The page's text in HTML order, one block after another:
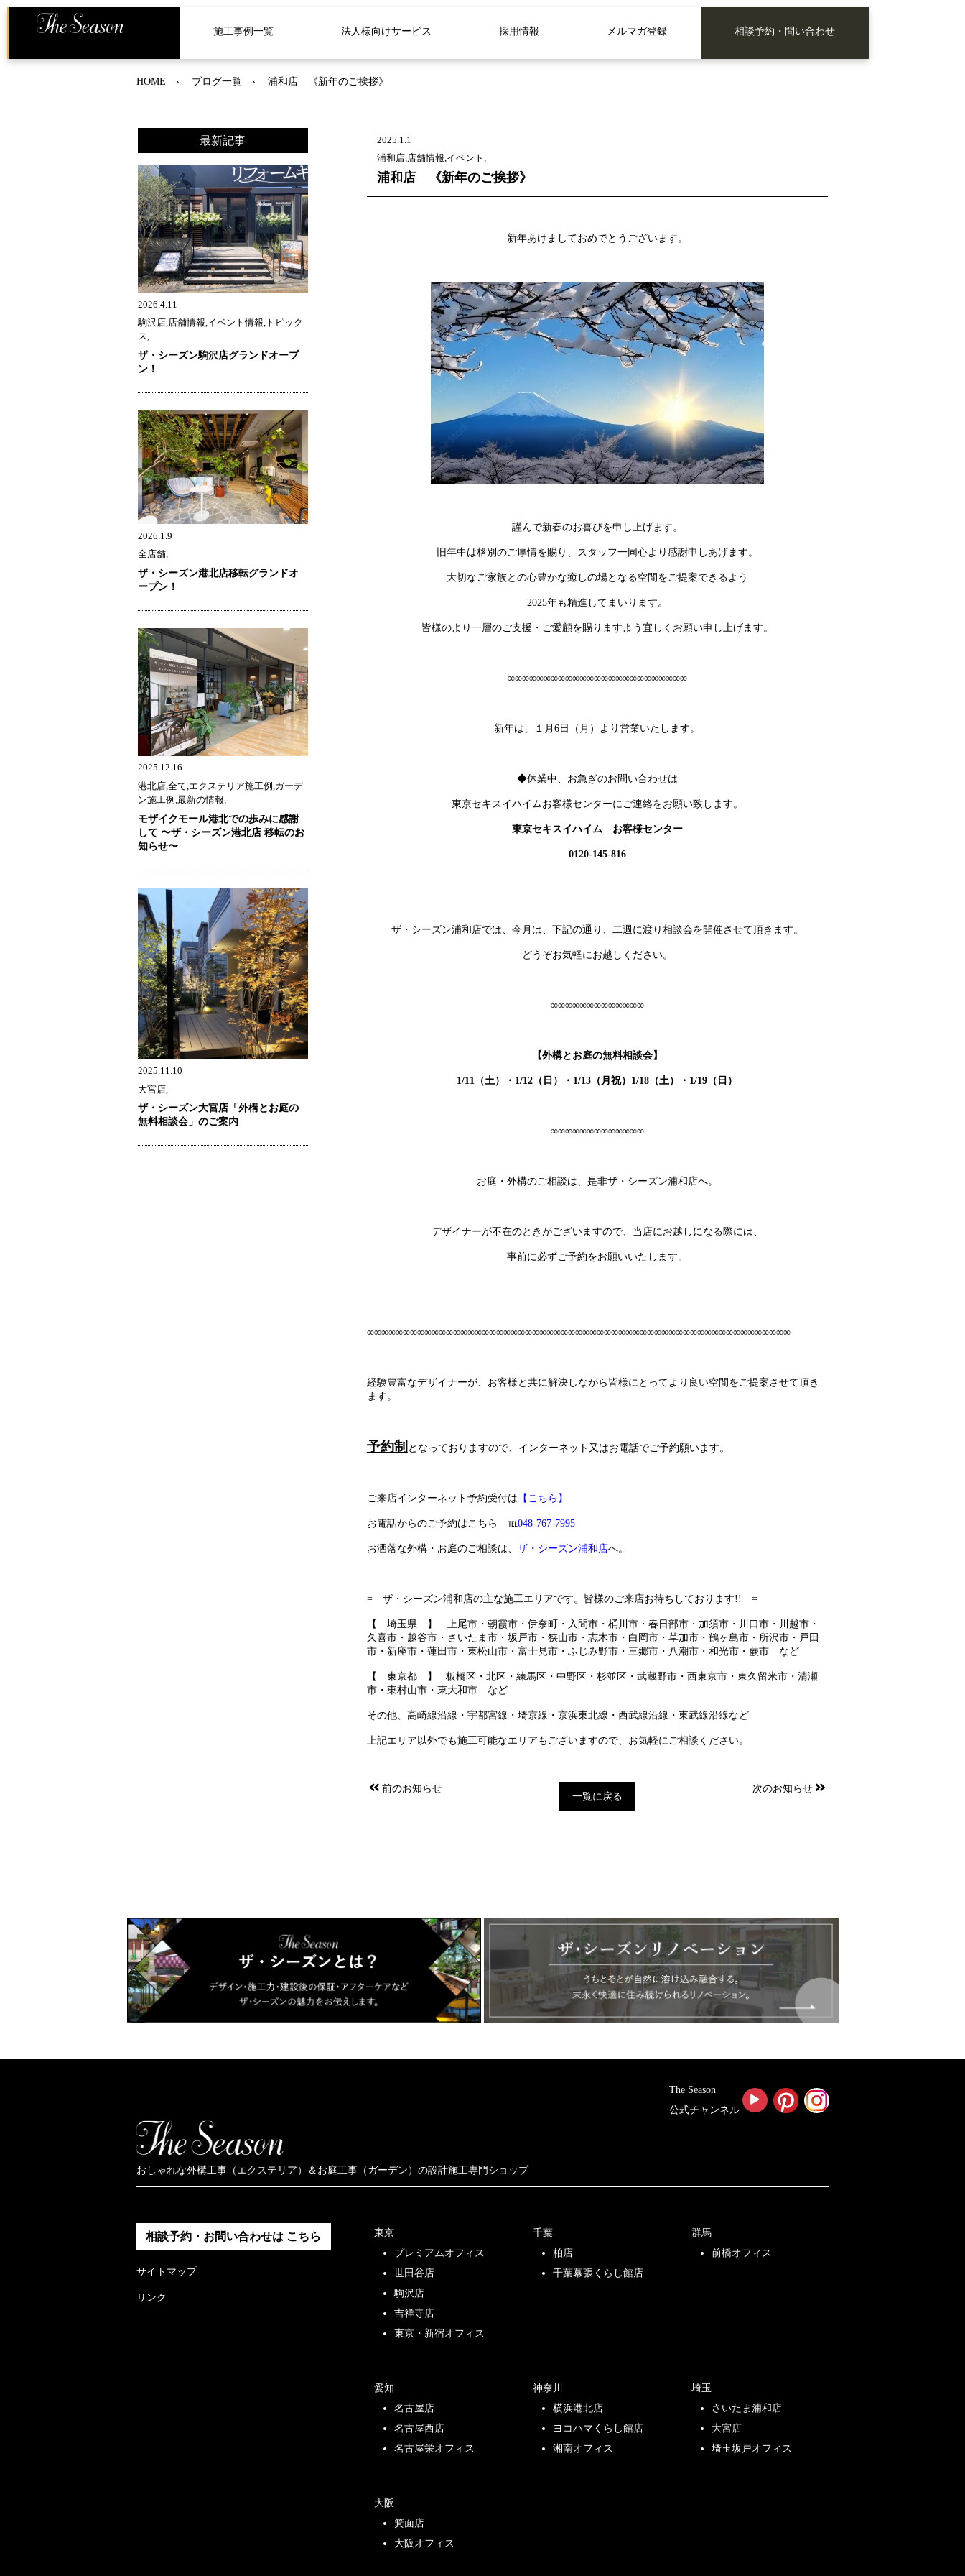
施工事例一覧 法人様向けサービス 採用情報 メルマガ登録 相談予約・問い合わせ
HOME ブログ一覧 浦和店 《新年のご挨拶》
2025.1.1
浦和店,店舗情報,イベント,
浦和店 《新年のご挨拶》
新年あけましておめでとうございます。
謹んで新春のお喜びを申し上げます。
旧年中は格別のご厚情を賜り、スタッフ一同心より感謝申しあげます。
大切なご家族との心豊かな癒しの場となる空間をご提案できるよう
2025年も精進してまいります。
皆様のより一層のご支援・ご愛顧を賜りますよう宜しくお願い申し上げます。
∞∞∞∞∞∞∞∞∞∞∞∞∞∞∞∞∞∞∞∞∞∞∞∞∞
新年は、１月6日（月）より営業いたします。
◆休業中、お急ぎのお問い合わせは
東京セキスイハイムお客様センターにご連絡をお願い致します。
東京セキスイハイム お客様センター
0120-145-816
ザ・シーズン浦和店では、今月は、下記の通り、二週に渡り相談会を開催させて頂きます。
どうぞお気軽にお越しください。
∞∞∞∞∞∞∞∞∞∞∞∞∞
【外構とお庭の無料相談会】
1/11（土）・1/12（日）・1/13（月祝）1/18（土）・1/19（日）
∞∞∞∞∞∞∞∞∞∞∞∞∞
お庭・外構のご相談は、是非ザ・シーズン浦和店へ。
デザイナーが不在のときがございますので、当店にお越しになる際には、
事前に必ずご予約をお願いいたします。
∞∞∞∞∞∞∞∞∞∞∞∞∞∞∞∞∞∞∞∞∞∞∞∞∞∞∞∞∞∞∞∞∞∞∞∞∞∞∞∞∞∞∞∞∞∞∞∞∞∞∞∞∞∞∞∞∞∞∞
経験豊富なデザイナーが、お客様と共に解決しながら皆様にとってより良い空間をご提案させて頂き
ます。
予約制 となっておりますので、インターネット又はお電話でご予約願います。
ご来店インターネット予約受付は 【こちら 】
お電話からのご予約はこちら ℡048-767-7995
お洒落な外構・お庭のご相談は、 ザ・シーズン浦和店へ。
= ザ・シーズン浦和店の主な施工エリアです。皆様のご来店お待ちしております!! =
【 埼玉県 】 上尾市・朝霞市・伊奈町・入間市・桶川市・春日部市・加須市・川口市・川越市・
久喜市・越谷市・さいたま市・坂戸市・狭山市・志木市・白岡市・草加市・鶴ヶ島市・所沢市・戸田
市・新座市・蓮田市・東松山市・富士見市・ふじみ野市・三郷市・八潮市・和光市・蕨市 など
【 東京都 】 板橋区・北区・練馬区・中野区・杉並区・武蔵野市・西東京市・東久留米市・清瀬
市・東村山市・東大和市 など
その他、高崎線沿線・宇都宮線・埼京線・京浜東北線・西武線沿線・東武線沿線など
上記エリア以外でも施工可能なエリアもございますので、お気軽にご相談ください。
前のお知らせ
一覧に戻る
次のお知らせ
最新記事
2026.4.11
駒沢店,店舗情報,イベント情報,トピック
ス,
ザ・シーズン駒沢店グランドオープ
ン！
2026.1.9
全店舗,
ザ・シーズン港北店移転グランドオ
ープン！
2025.12.16
港北店,全て,エクステリア施工例,ガーデ
ン施工例,最新の情報,
モザイクモール港北での歩みに感謝
して 〜ザ・シーズン港北店 移転のお
知らせ〜
2025.11.10
大宮店,
ザ・シーズン大宮店「外構とお庭の
無料相談会」のご案内
The Season
公式チャンネル
おしゃれな外構工事（エクステリア）＆お庭工事（ガーデン）の設計施工専門ショップ
相談予約・お問い合わせは こちら
サイトマップ
リンク
東京
プレミアムオフィス
世田谷店
駒沢店
吉祥寺店
東京・新宿オフィス
千葉
柏店
千葉幕張くらし館店
群馬
前橋オフィス
愛知
名古屋店
名古屋西店
名古屋栄オフィス
神奈川
横浜港北店
ヨコハマくらし館店
湘南オフィス
埼玉
さいたま浦和店
大宮店
埼玉坂戸オフィス
大阪
箕面店
大阪オフィス